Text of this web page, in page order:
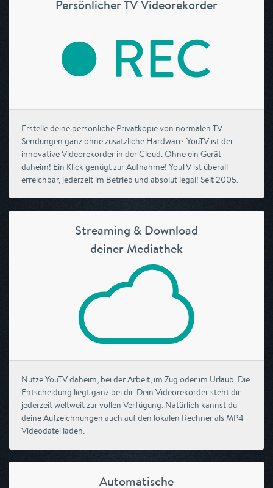
Persönlicher TV Videorekorder
Erstelle deine persönliche Privatkopie von normalen TV
Sendungen ganz ohne zusätzliche Hardware. YouTV ist der
innovative Videorekorder in der Cloud. Ohne ein Gerät
daheim! Ein Klick genügt zur Aufnahme! YouTV ist überall
erreichbar, jederzeit im Betrieb und absolut legal! Seit 2005.
Streaming & Download
deiner Mediathek
Nutze YouTV daheim, bei der Arbeit, im Zug oder im Urlaub. Die
Entscheidung liegt ganz bei dir. Dein Videorekorder steht dir
jederzeit weltweit zur vollen Verfügung. Natürlich kannst du
deine Aufzeichnungen auch auf den lokalen Rechner als MP4
Videodatei laden.
Automatische